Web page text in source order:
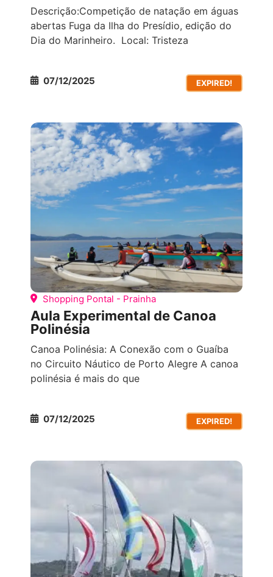
Descrição:Competição de natação em águas
abertas Fuga da Ilha do Presídio, edição do
Dia do Marinheiro. Local: Tristeza
07/12/2025 EXPIRED!
TODOS OS EVENTOS
VIVÊNCIAS DE ESPORTES
NÁUTICOS
Shopping Pontal - Prainha
Aula Experimental de Canoa
Polinésia
Canoa Polinésia: A Conexão com o Guaíba
no Circuito Náutico de Porto Alegre A canoa
polinésia é mais do que
07/12/2025 EXPIRED!
COMPETIÇÕES ESPORTIVAS